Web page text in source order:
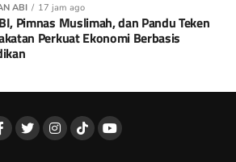
ABI 17 jam ago
Pimnas Muslimah, dan Pandu Teken
Perkuat Ekonomi Berbasis